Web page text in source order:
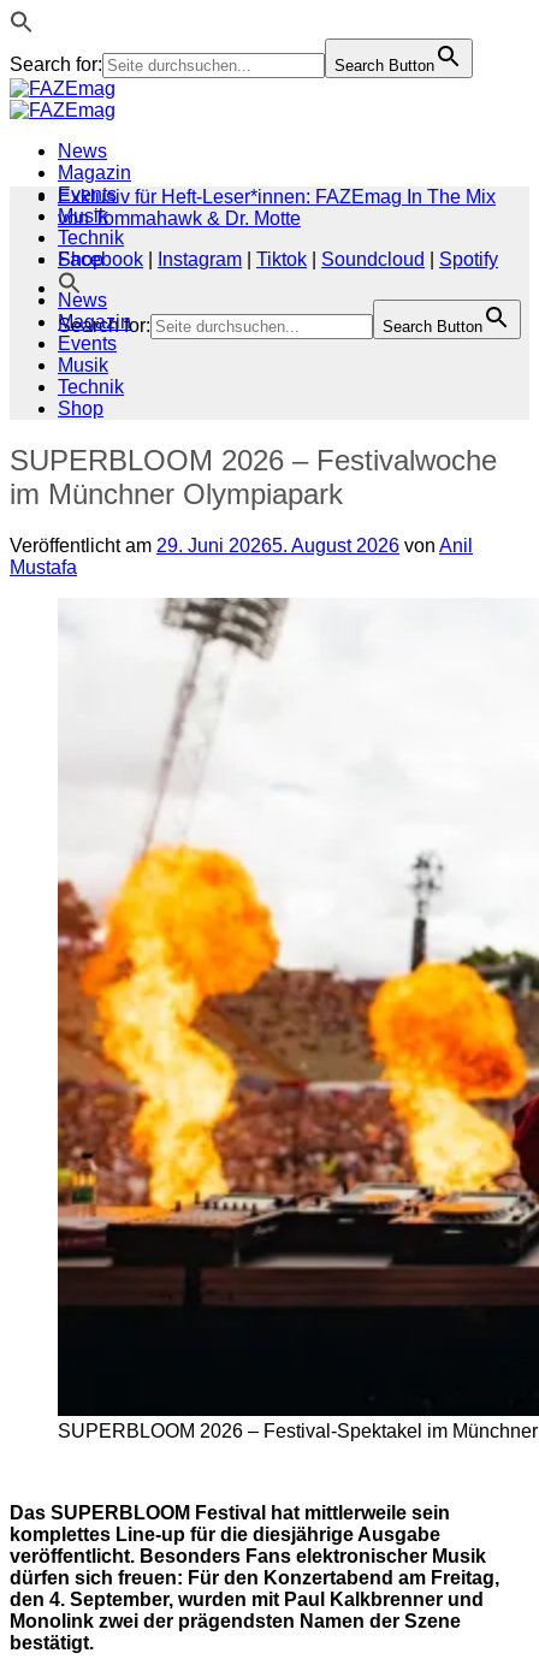
Search for: Search Button
Zum
Inhalt
News
Magazin
Events
Musik
Technik
Shop
Search for: Search Button
Exklusiv für Heft-Leser*innen: FAZEmag In The Mix
von Tommahawk & Dr. Motte
Facebook
Instagram Tiktok Soundcloud
Spotify
News
Magazin
Events
Musik
Technik
Shop
SUPERBLOOM 2026 – Festivalwoche
im Münchner Olympiapark
Veröffentlicht am 29. Juni 20265. August 2026 von Anil
Mustafa
SUPERBLOOM 2026 – Festival-Spektakel im
Das SUPERBLOOM Festival hat mittlerweile sein
komplettes Line-up für die diesjährige Ausgabe
veröffentlicht. Besonders Fans elektronischer Musik
dürfen sich freuen: Für den Konzertabend am Freitag,
den 4. September, wurden mit Paul Kalkbrenner und
Monolink zwei der prägendsten Namen der Szene
bestätigt.